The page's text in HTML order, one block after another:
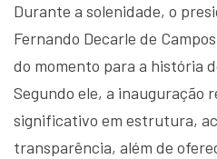
Durante a solenidade, o
Fernando Decarle de
do momento para a história
Segundo ele, a inauguração
significativo em estrutura,
transparência, além de